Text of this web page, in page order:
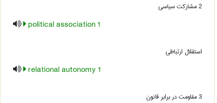
2 مشارکت سیاسی
1 political association
استقلال ارتباطی
1 relational autonomy
3 مقاومت در برابر قانون